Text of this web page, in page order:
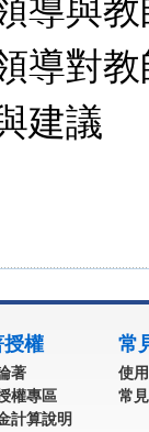
導與
導對
建議
授權
著
權專區
計算說明
常
使
常